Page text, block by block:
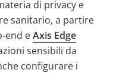
di privacy e
sanitario, a partire
end eAxis Edge
sensibili da
configurare i